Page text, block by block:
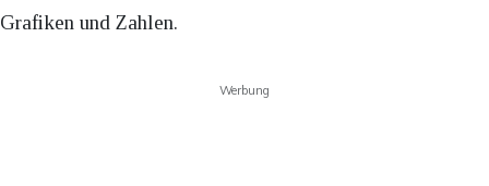
Grafiken und Zahlen.
Werbung